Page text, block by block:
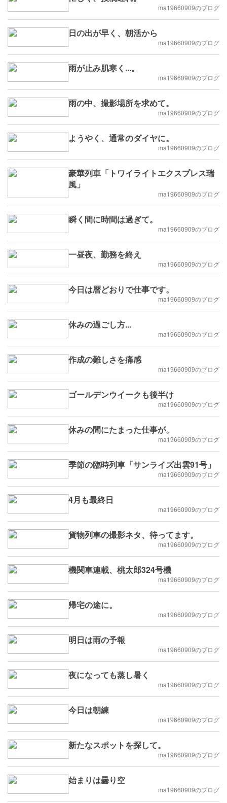
ma19660909のブログ
日の出が早く、朝活から
ma19660909のブログ
雨が止み肌寒く...。
ma19660909のブログ
雨の中、撮影場所を求めて。
ma19660909のブログ
ようやく、通常のダイヤに。
ma19660909のブログ
豪華列車「トワイライトエクスプレス瑞
風」
ma19660909のブログ
瞬く間に時間は過ぎて。
ma19660909のブログ
一昼夜、勤務を終え
ma19660909のブログ
今日は暦どおりで仕事です。
ma19660909のブログ
休みの過ごし方...
ma19660909のブログ
作成の難しさを痛感
ma19660909のブログ
ゴールデンウイークも後半け
ma19660909のブログ
休みの間にたまった仕事が。
ma19660909のブログ
季節の臨時列車「サンライズ出雲91号」
ma19660909のブログ
4月も最終日
ma19660909のブログ
貨物列車の撮影ネタ、待ってます。
ma19660909のブログ
機関車連載、桃太郎324号機
ma19660909のブログ
帰宅の途に。
ma19660909のブログ
明日は雨の予報
ma19660909のブログ
夜になっても蒸し暑く
ma19660909のブログ
今日は朝練
ma19660909のブログ
新たなスポットを探して。
ma19660909のブログ
始まりは曇り空
ma19660909のブログ